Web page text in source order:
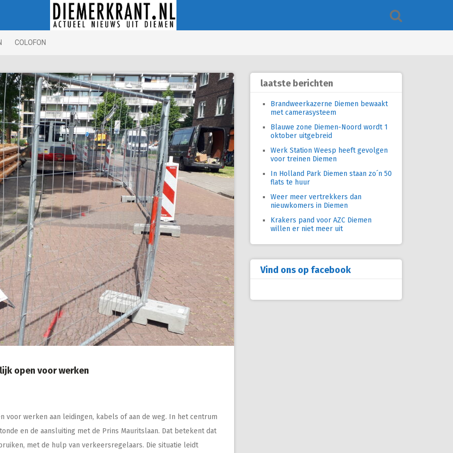
COLOFON
open voor werken
voor werken aan leidingen, kabels of aan de weg. In het centrum
en de aansluiting met de Prins Mauritslaan. Dat betekent dat
met de hulp van verkeersregelaars. Die situatie leidt
laatste berichten
Brandweerkazerne Diemen bewaakt
met camerasysteem
Blauwe zone Diemen-Noord wordt 1
oktober uitgebreid
Werk Station Weesp heeft gevolgen
voor treinen Diemen
In Holland Park Diemen staan zo´n 50
flats te huur
Weer meer vertrekkers dan
nieuwkomers in Diemen
Krakers pand voor AZC Diemen
willen er niet meer uit
Vind ons op facebook